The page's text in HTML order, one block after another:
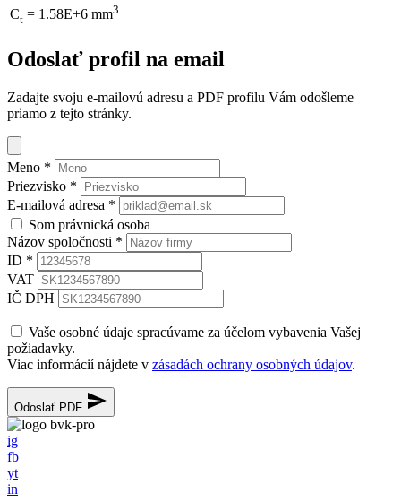
Ct = 1.58E+6 mm3
Odoslať profil na email
Zadajte svoju e-mailovú adresu a PDF profilu Vám odošleme
priamo z tejto stránky.
Meno *
Priezvisko *
E-mailová adresa *
Som právnická osoba
Názov spoločnosti *
ID *
VAT
IČ DPH
Vaše osobné údaje spracúvame za účelom vybavenia Vašej
požiadavky.
Viac informácií nájdete v zásadách ochrany osobných údajov.
Odoslať PDF
ig
fb
yt
in